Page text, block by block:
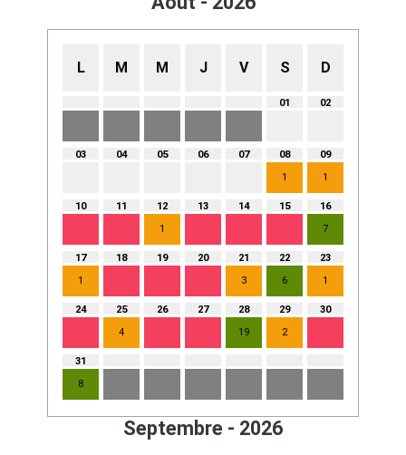
L M M J V S D
01 02
03 04 05 06 07
08
1
09
1
10 11
12
1
13 14 15
16
7
17
1
18 19 20
21
3
22
6
23
1
24
25
4
26 27
28
19
29
2
30
31
8
Septembre - 2026